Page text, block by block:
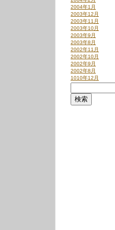
2004年1月
2003年12月
2003年11月
2003年10月
2003年9月
2003年8月
2002年11月
2002年10月
2002年9月
2002年8月
1010年12月